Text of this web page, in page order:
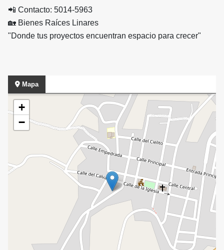
📲 Contacto: 5014-5963
🏡 Bienes Raíces Linares
"Donde tus proyectos encuentran espacio para crecer"
Mapa
+
−